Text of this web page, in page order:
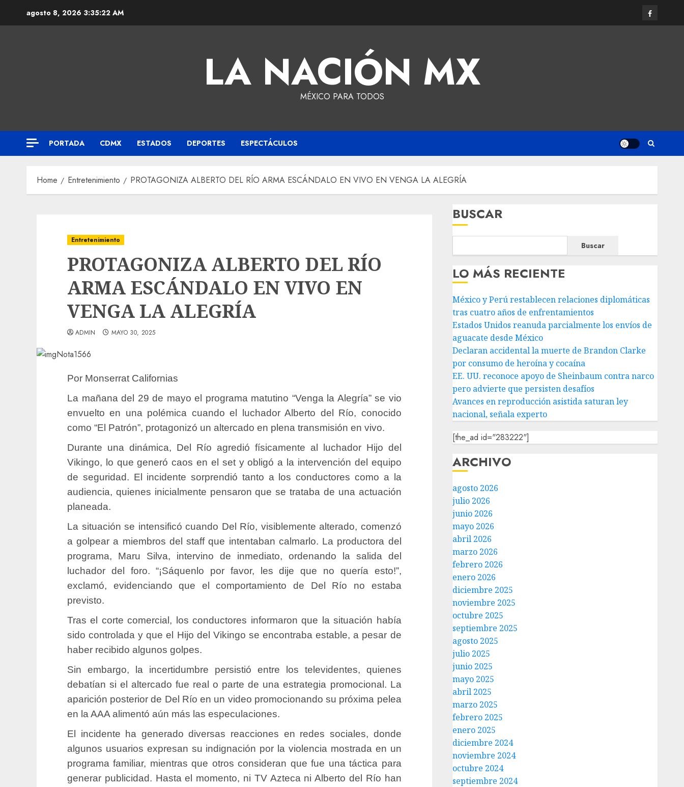
agosto 8, 2026 3:35:23 AM
LA NACIÓN MX
MÉXICO PARA TODOS
PORTADA CDMX ESTADOS DEPORTES ESPECTÁCULOS
Home Entretenimiento PROTAGONIZA ALBERTO DEL RÍO ARMA ESCÁNDALO EN VIVO EN VENGA LA ALEGRÍA
Entretenimiento
PROTAGONIZA ALBERTO DEL RÍO
ARMA ESCÁNDALO EN VIVO EN
VENGA LA ALEGRÍA
ADMIN MAYO 30, 2025
Por Monserrat Californias
La mañana del 29 de mayo el programa matutino “Venga la Alegría” se vio
envuelto en una polémica cuando el luchador Alberto del Río, conocido
como “El Patrón”, protagonizó un altercado en plena transmisión en vivo.
Durante una dinámica, Del Río agredió físicamente al luchador Hijo del
Vikingo, lo que generó caos en el set y obligó a la intervención del equipo
de seguridad. El incidente sorprendió tanto a los conductores como a la
audiencia, quienes inicialmente pensaron que se trataba de una actuación
planeada.
La situación se intensificó cuando Del Río, visiblemente alterado, comenzó
a golpear a miembros del staff que intentaban calmarlo. La productora del
programa, Maru Silva, intervino de inmediato, ordenando la salida del
luchador del foro. “¡Sáquenlo por favor, les dije que no quería esto!”,
exclamó, evidenciando que el comportamiento de Del Río no estaba
previsto.
Tras el corte comercial, los conductores informaron que la situación había
sido controlada y que el Hijo del Vikingo se encontraba estable, a pesar de
haber recibido algunos golpes.
Sin embargo, la incertidumbre persistió entre los televidentes, quienes
debatían si el altercado fue real o parte de una estrategia promocional. La
aparición posterior de Del Río en un video promocionando su próxima pelea
en la AAA alimentó aún más las especulaciones.
El incidente ha generado diversas reacciones en redes sociales, donde
algunos usuarios expresan su indignación por la violencia mostrada en un
programa familiar, mientras que otros consideran que fue una táctica para
generar publicidad. Hasta el momento, ni TV Azteca ni Alberto del Río han
BUSCAR
Buscar
LO MÁS RECIENTE
México y Perú restablecen relaciones diplomáticas
tras cuatro años de enfrentamientos
Estados Unidos reanuda parcialmente los envíos de
aguacate desde México
Declaran accidental la muerte de Brandon Clarke
por consumo de heroína y cocaína
EE. UU. reconoce apoyo de Sheinbaum contra narco
pero advierte que persisten desafíos
Avances en reproducción asistida saturan ley
nacional, señala experto
[the_ad id="283222"]
ARCHIVO
agosto 2026
julio 2026
junio 2026
mayo 2026
abril 2026
marzo 2026
febrero 2026
enero 2026
diciembre 2025
noviembre 2025
octubre 2025
septiembre 2025
agosto 2025
julio 2025
junio 2025
mayo 2025
abril 2025
marzo 2025
febrero 2025
enero 2025
diciembre 2024
noviembre 2024
octubre 2024
septiembre 2024